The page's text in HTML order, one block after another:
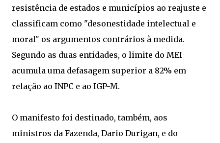
resistência de estados e municípios ao reajuste e
classificam como "desonestidade intelectual e
moral" os argumentos contrários à medida.
Segundo as duas entidades, o limite do MEI
acumula uma defasagem superior a 82% em
relação ao INPC e ao IGP-M.
O manifesto foi destinado, também, aos
ministros da Fazenda, Dario Durigan, e do